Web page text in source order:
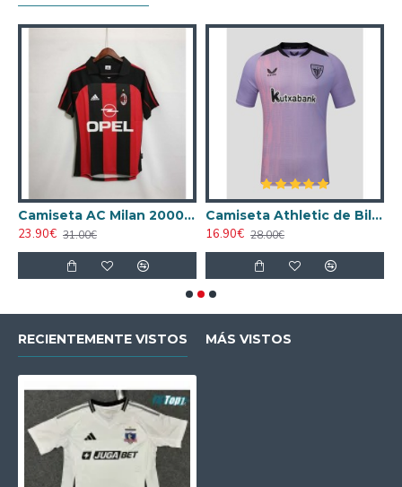
Camiseta AC Milan 2000/2001 Local Retro
23.90€ 31.00€
Camiseta Athletic de Bilbao 2024/2025 Alternativo
16.90€ 28.00€
RECIENTEMENTE VISTOS MÁS VISTOS